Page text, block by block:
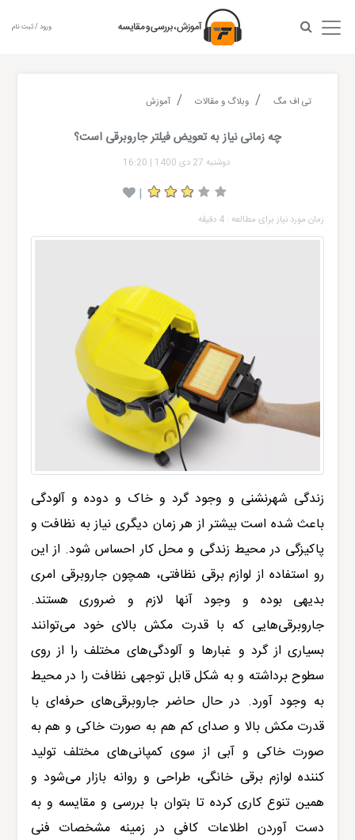
ورود / ثبت نام
تی اف مگ وبلاگ و مقالات آموزش
چه زمانی نیاز به تعویض فیلتر جاروبرقی است؟
دوشنبه 27 دی 1400 |
16:20
|
زمان مورد نیاز برای مطالعه : 4 دقیقه
زندگی شهرنشنی و وجود گرد و خاک و دوده و آلودگی
باعث شده است بیشتر از هر زمان دیگری نیاز به نظافت و
پاکیزگی در محیط زندگی و محل کار احساس شود. از این
رو استفاده از لوازم برقی نظافتی، همچون جاروبرقی امری
بدیهی بوده و وجود آنها لازم و ضروری هستند.
جاروبرقی‌هایی که با قدرت مکش بالای خود می‌توانند
بسیاری از گرد و غبارها و آلودگی‌‌های مختلف را از روی
سطوح برداشته و به شکل قابل توجهی نظافت را در محیط
به وجود آورد. در حال حاضر جاروبرقی‌های حرفه‌ای با
قدرت مکش بالا و صدای کم هم به صورت خاکی و هم به
صورت خاکی و آبی از سوی کمپانی‌های مختلف تولید
کننده لوازم برقی خانگی، طراحی و روانه بازار می‌‌شود و
همین تنوع کاری کرده تا بتوان با بررسی و مقایسه و به
دست آوردن اطلاعات کافی در زمینه مشخصات فنی